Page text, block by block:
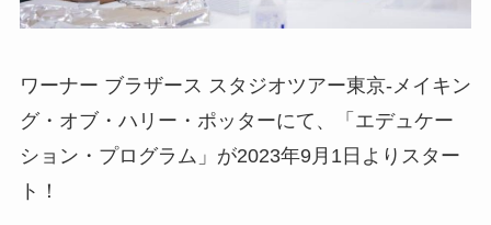
ワーナー ブラザース スタジオツアー東京‐メイキン
グ・オブ・ハリー・ポッターにて、「エデュケー
ション・プログラム」が2023年9月1日よりスター
ト！